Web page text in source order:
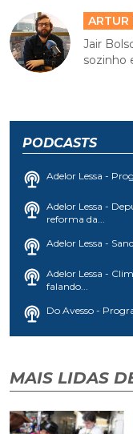
ARTUR
Jair
sozinho
PODCASTS
Adelor Lessa -
Adelor Lessa -
reforma da...
Adelor Lessa -
Adelor Lessa -
falando...
Do Avesso -
MAIS LIDAS